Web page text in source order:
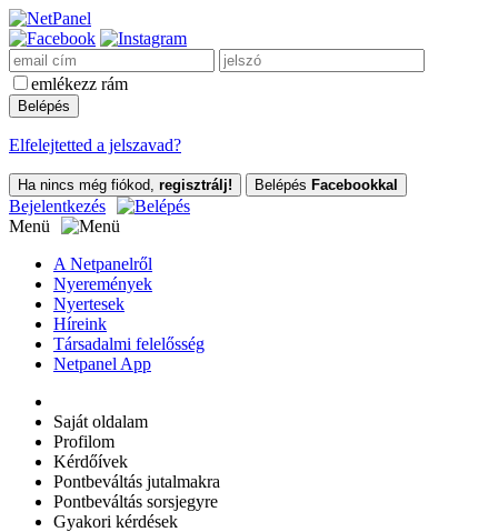
emlékezz rám
Elfelejtetted a jelszavad?
Ha nincs még fiókod, regisztrálj! Belépés Facebookkal
Bejelentkezés
Menü
A Netpanelről
Nyeremények
Nyertesek
Híreink
Társadalmi felelősség
Netpanel App
Saját oldalam
Profilom
Kérdőívek
Pontbeváltás jutalmakra
Pontbeváltás sorsjegyre
Gyakori kérdések